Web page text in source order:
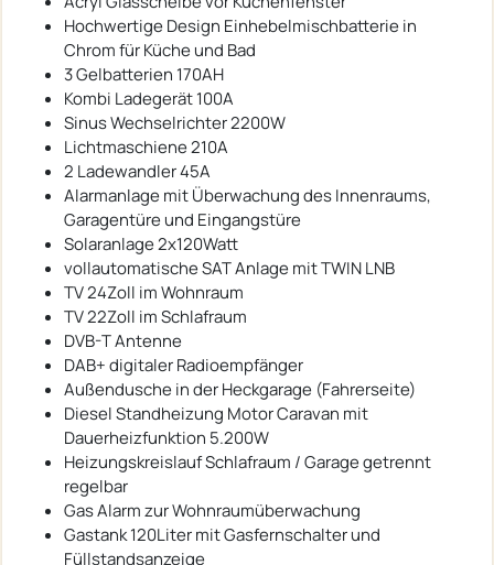
Hochwertige Design Einhebelmischbatterie in
Chrom für Küche und Bad
3 Gelbatterien 170AH
Kombi Ladegerät 100A
Sinus Wechselrichter 2200W
Lichtmaschiene 210A
2 Ladewandler 45A
Alarmanlage mit Überwachung des Innenraums,
Garagentüre und Eingangstüre
Solaranlage 2x120Watt
vollautomatische SAT Anlage mit TWIN LNB
TV 24Zoll im Wohnraum
TV 22Zoll im Schlafraum
DVB-T Antenne
DAB+ digitaler Radioempfänger
Außendusche in der Heckgarage (Fahrerseite)
Diesel Standheizung Motor Caravan mit
Dauerheizfunktion 5.200W
Heizungskreislauf Schlafraum / Garage getrennt
regelbar
Gas Alarm zur Wohnraumüberwachung
Gastank 120Liter mit Gasfernschalter und
Füllstandsanzeige